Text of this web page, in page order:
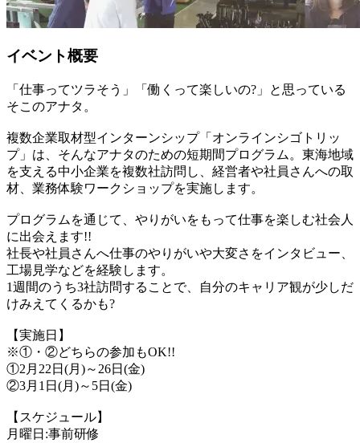
イベント概要
「仕事ってツラそう」「働くって楽しいの?」と思っている
そこのアナタ。
複数企業取材型インターンシップ「オンラインシゴトリッ
プ」は、そんなアナタのための短期間プログラム。東海地域
を支える中小企業を複数社訪問し、経営者や社員さんへの取
材、業務体験ワークショップを実施します。
プログラムを通じて、やりがいをもって仕事を楽しむ社会人
に出会えます!!
社長や社員さんへ仕事のやりがいや大変さをインタビュー、
工場見学などを経験します。
1週間のうち3社訪問することで、自分のキャリア観が少しだ
けみえてくるかも?
【実施日】
※①・②どちらの参加もOK!!
①2月22日(月)～26日(金)
②3月1日(月)～5日(金)
【スケジュール】
月曜日:事前研修